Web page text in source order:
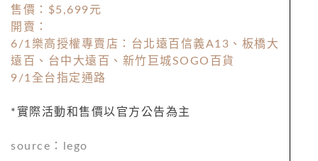
售價： $5,699元
開賣：
6/1 樂高授權專賣店：台北遠百信義A13 、板橋大
遠百、台中大遠百、新竹巨城SOGO 百貨
9/1 全台指定通路
*實際活動和售價以官方公告為主
source ： lego